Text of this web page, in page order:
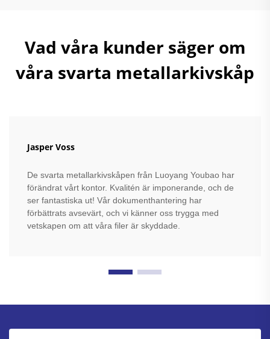
Vad våra kunder säger om
våra svarta metallarkivskåp
Jasper Voss
De svarta metallarkivskåpen från Luoyang Youbao har
förändrat vårt kontor. Kvalitén är imponerande, och de
ser fantastiska ut! Vår dokumenthantering har
förbättrats avsevärt, och vi känner oss trygga med
vetskapen om att våra filer är skyddade.